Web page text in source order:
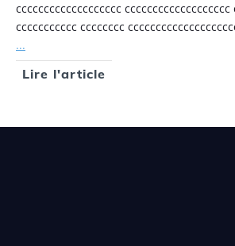
ccccccccccccccccccc ccccccccccccccccccc
ccccccccccc cccccccc
...
Lire l'article